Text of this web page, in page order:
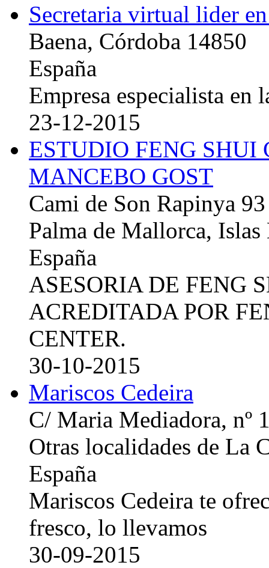
Secretaria virtual lider
Baena, Córdoba 14850
España
Empresa especialista en
23-12-2015
ESTUDIO FENG
MANCEBO GOST
Cami de Son Rapinya 93
Palma de Mallorca, Islas
España
ASESORIA DE FENG
ACREDITADA POR
CENTER.
30-10-2015
Mariscos Cedeira
C/ Maria Mediadora, nº
Otras localidades de La
España
Mariscos Cedeira te
fresco, lo llevamos
30-09-2015